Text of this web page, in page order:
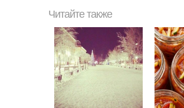
Читайте также